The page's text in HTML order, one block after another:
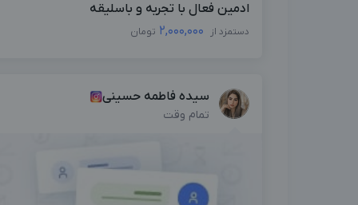
ادمین فعال با تجربه و باسلیقه
دستمزد از 2,000,000 تومان
سیده فاطمه حسینی
تمام وقت